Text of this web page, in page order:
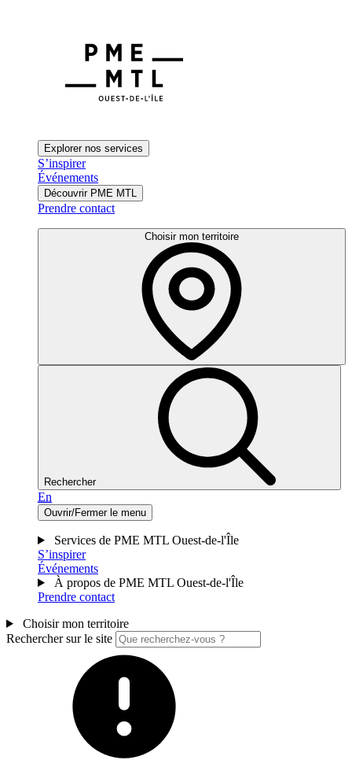
Explorer nos services
S’inspirer
Événements
Découvrir PME MTL
Prendre contact
Choisir mon territoire
Rechercher
En
Ouvrir/Fermer le menu
Services de PME MTL Ouest-de-l'Île
S’inspirer
Événements
À propos de PME MTL Ouest-de-l'Île
Prendre contact
Choisir mon territoire
Rechercher sur le site